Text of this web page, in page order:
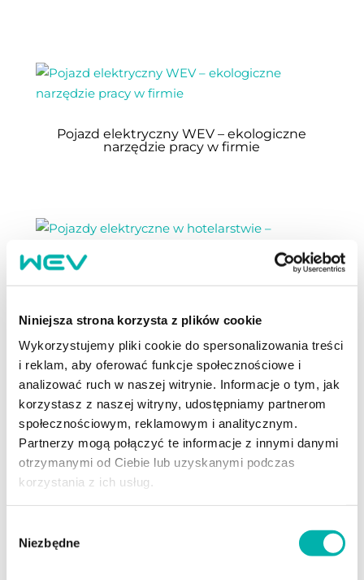
Niniejsza strona korzysta z plików cookie
Wykorzystujemy pliki cookie do spersonalizowania treści
i reklam, aby oferować funkcje społecznościowe i
analizować ruch w naszej witrynie. Informacje o tym, jak
korzystasz z naszej witryny, udostępniamy partnerom
społecznościowym, reklamowym i analitycznym.
Partnerzy mogą połączyć te informacje z innymi danymi
otrzymanymi od Ciebie lub uzyskanymi podczas
korzystania z ich usług.
zgody
Niezbędne
Pojazd elektryczny WEV – ekologiczne
narzędzie pracy w firmie
Pojazdy elektryczne w hotelarstwie –
Poznań Motor Show 2025